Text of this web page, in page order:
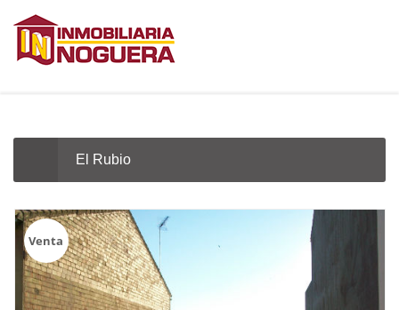
El Rubio
Venta